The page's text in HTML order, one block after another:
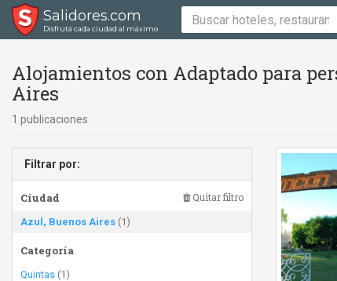
Salidores.com
Disfrutá cada ciudad al máximo
Alojamientos con Adaptado para
Aires
1 publicaciones
Filtrar por:
Ciudad Quitar filtro
Azul, Buenos Aires (1)
Categoría
Quintas (1)